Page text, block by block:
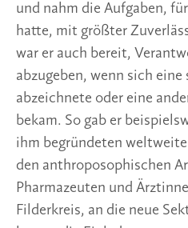
und nahm die Aufgaben,
hatte, mit größter
war er auch bereit,
abzugeben, wenn sich
abzeichnete oder eine
bekam. So gab er
ihm begründeten
den anthroposophischen
Pharmazeuten und
Filderkreis, an die neue